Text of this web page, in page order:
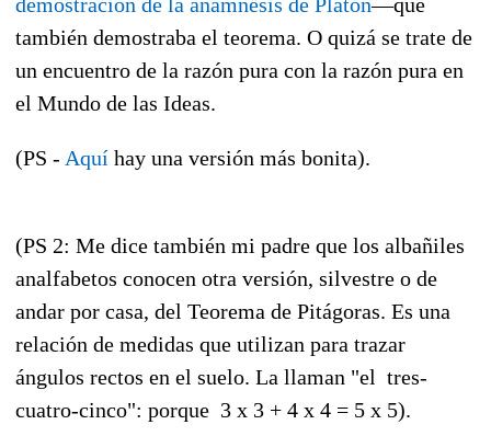
también demostraba el teorema. O quizá se trate de
un encuentro de la razón pura con la razón pura en
el Mundo de las Ideas.
(PS - Aquí hay una versión más bonita).
(PS 2: Me dice también mi padre que los albañiles
analfabetos conocen otra versión, silvestre o de
andar por casa, del Teorema de Pitágoras. Es una
relación de medidas que utilizan para trazar
ángulos rectos en el suelo. La llaman "el tres-
cuatro-cinco": porque 3 x 3 + 4 x 4 = 5 x 5).